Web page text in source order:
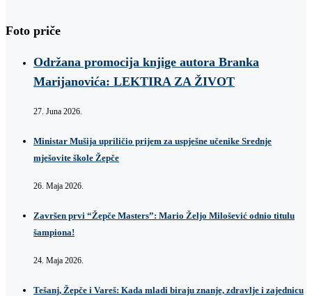
Foto priče
Održana promocija knjige autora Branka
Marijanovića: LEKTIRA ZA ŽIVOT
27. Juna 2026.
Ministar Mušija upriličio prijem za uspješne učenike Srednje
mješovite škole Žepče
26. Maja 2026.
Završen prvi “Žepče Masters”: Mario Željo Milošević odnio titulu
šampiona!
24. Maja 2026.
Tešanj, Žepče i Vareš: Kada mladi biraju znanje, zdravlje i zajednicu